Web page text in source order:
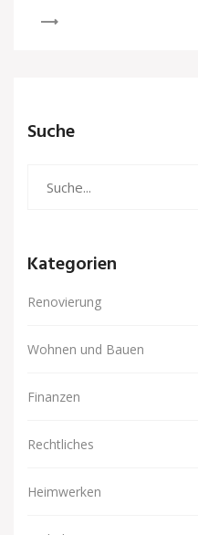
Suche
Kategorien
Renovierung
Wohnen und Bauen
Finanzen
Rechtliches
Heimwerken